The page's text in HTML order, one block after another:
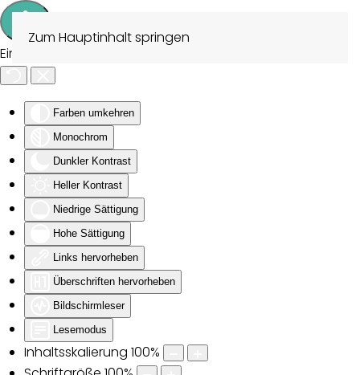
Eingabehilfen öffnen
Farben umkehren
Monochrom
Dunkler Kontrast
Heller Kontrast
Niedrige Sättigung
Hohe Sättigung
Links hervorheben
Überschriften hervorheben
Bildschirmleser
Lesemodus
Inhaltsskalierung 100%
Zum Hauptinhalt springen